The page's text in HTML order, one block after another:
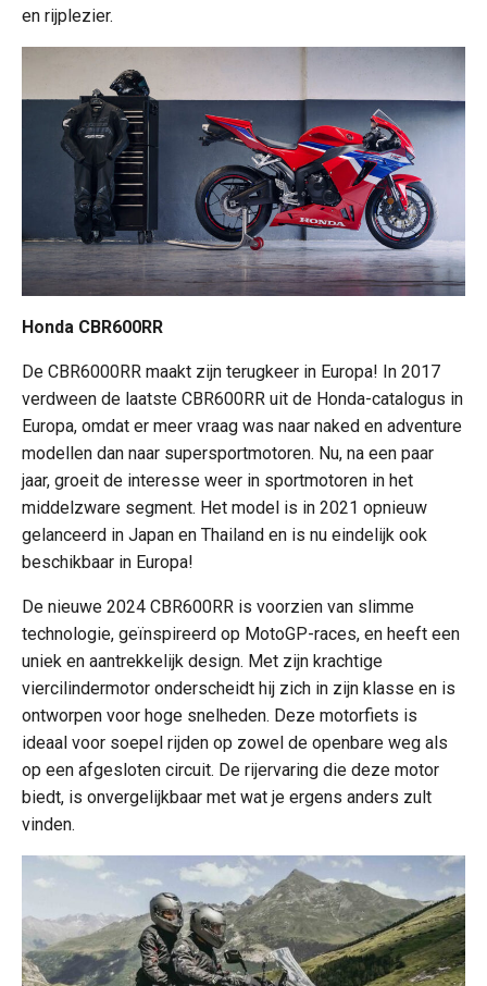
en rijplezier.
Honda CBR600RR
De CBR6000RR maakt zijn terugkeer in Europa! In 2017
verdween de laatste CBR600RR uit de Honda-catalogus in
Europa, omdat er meer vraag was naar naked en adventure
modellen dan naar supersportmotoren. Nu, na een paar
jaar, groeit de interesse weer in sportmotoren in het
middelzware segment. Het model is in 2021 opnieuw
gelanceerd in Japan en Thailand en is nu eindelijk ook
beschikbaar in Europa!
De nieuwe 2024 CBR600RR is voorzien van slimme
technologie, geïnspireerd op MotoGP-races, en heeft een
uniek en aantrekkelijk design. Met zijn krachtige
viercilindermotor onderscheidt hij zich in zijn klasse en is
ontworpen voor hoge snelheden. Deze motorfiets is
ideaal voor soepel rijden op zowel de openbare weg als
op een afgesloten circuit. De rijervaring die deze motor
biedt, is onvergelijkbaar met wat je ergens anders zult
vinden.